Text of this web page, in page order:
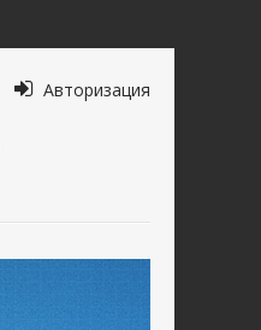
Авторизация